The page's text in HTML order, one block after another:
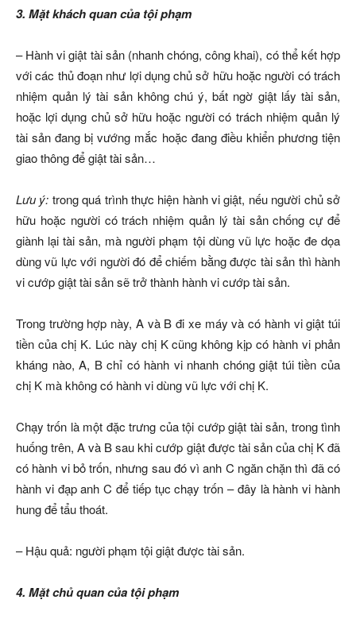
3. Mặt khách quan của tội phạm
– Hành vi giật tài sản (nhanh chóng, công khai), có thể kết hợp
với các thủ đoạn như lợi dụng chủ sở hữu hoặc người có trách
nhiệm quản lý tài sản không chú ý, bất ngờ giật lấy tài sản,
hoặc lợi dụng chủ sở hữu hoặc người có trách nhiệm quản lý
tài sản đang bị vướng mắc hoặc đang điều khiển phương tiện
giao thông để giật tài sản…
Lưu ý: trong quá trình thực hiện hành vi giật, nếu người chủ sở
hữu hoặc người có trách nhiệm quản lý tài sản chống cự để
giành lại tài sản, mà người phạm tội dùng vũ lực hoặc đe dọa
dùng vũ lực với người đó để chiếm bằng được tài sản thì hành
vi cướp giật tài sản sẽ trở thành hành vi cướp tài sản.
Trong trường hợp này, A và B đi xe máy và có hành vi giật túi
tiền của chị K. Lúc này chị K cũng không kịp có hành vi phản
kháng nào, A, B chỉ có hành vi nhanh chóng giật túi tiền của
chị K mà không có hành vi dùng vũ lực với chị K.
Chạy trốn là một đặc trưng của tội cướp giật tài sản, trong tình
huống trên, A và B sau khi cướp giật được tài sản của chị K đã
có hành vi bỏ trốn, nhưng sau đó vì anh C ngăn chặn thì đã có
hành vi đạp anh C để tiếp tục chạy trốn – đây là hành vi hành
hung để tẩu thoát.
– Hậu quả: người phạm tội giật được tài sản.
4. Mặt chủ quan của tội phạm